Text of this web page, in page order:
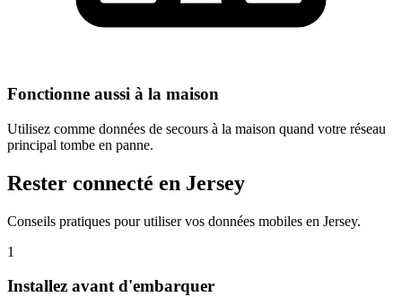
Fonctionne aussi à la maison
Utilisez comme données de secours à la maison quand votre réseau
principal tombe en panne.
Rester connecté en Jersey
Conseils pratiques pour utiliser vos données mobiles en Jersey.
1
Installez avant d'embarquer